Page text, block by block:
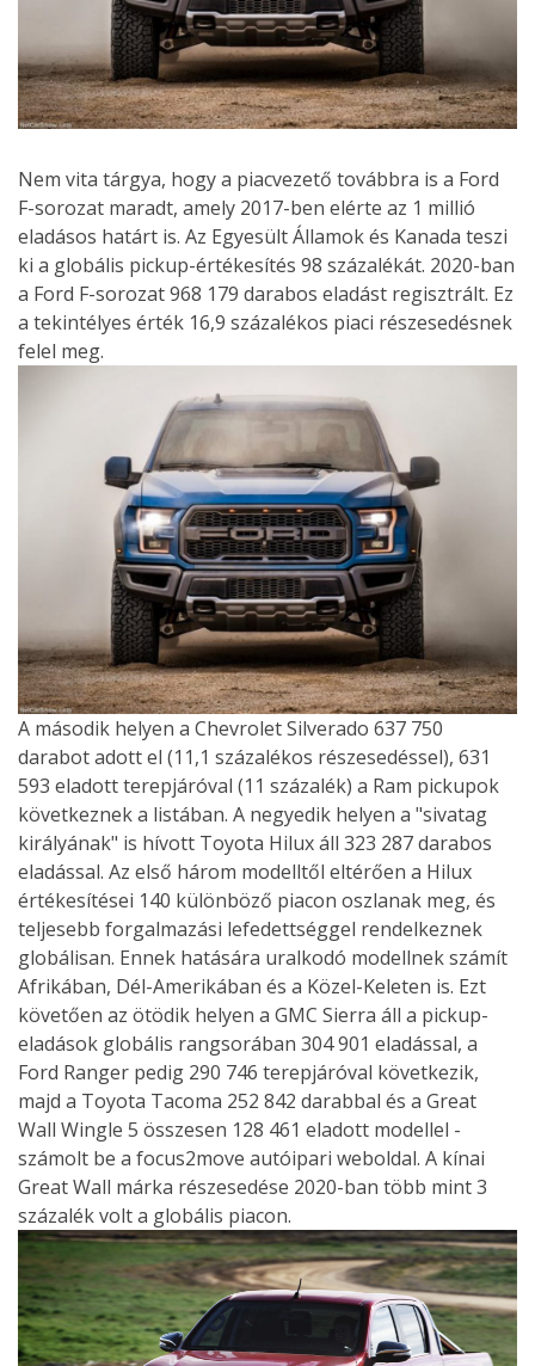
Nem vita tárgya, hogy a piacvezető továbbra is a Ford
F-sorozat maradt, amely 2017-ben elérte az 1 millió
eladásos határt is. Az Egyesült Államok és Kanada teszi
ki a globális pickup-értékesítés 98 százalékát. 2020-ban
a Ford F-sorozat 968 179 darabos eladást regisztrált. Ez
a tekintélyes érték 16,9 százalékos piaci részesedésnek
felel meg.
A második helyen a Chevrolet Silverado 637 750
darabot adott el (11,1 százalékos részesedéssel), 631
593 eladott terepjáróval (11 százalék) a Ram pickupok
következnek a listában. A negyedik helyen a "sivatag
királyának" is hívott Toyota Hilux áll 323 287 darabos
eladással. Az első három modelltől eltérően a Hilux
értékesítései 140 különböző piacon oszlanak meg, és
teljesebb forgalmazási lefedettséggel rendelkeznek
globálisan. Ennek hatására uralkodó modellnek számít
Afrikában, Dél-Amerikában és a Közel-Keleten is. Ezt
követően az ötödik helyen a GMC Sierra áll a pickup-
eladások globális rangsorában 304 901 eladással, a
Ford Ranger pedig 290 746 terepjáróval következik,
majd a Toyota Tacoma 252 842 darabbal és a Great
Wall Wingle 5 összesen 128 461 eladott modellel -
számolt be a focus2move autóipari weboldal. A kínai
Great Wall márka részesedése 2020-ban több mint 3
százalék volt a globális piacon.